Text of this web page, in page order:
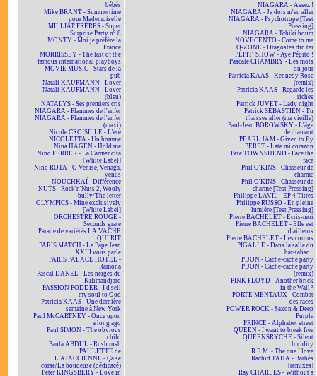
bébés
Mike BRANT - Summertime
pour Mademoiselle
MILLIAT FRÈRES - Super
Surprise Party n° 8
MONTY - Moi je préfère la
France
MORRISSEY - The last of the
famous international playboys
MOVIE MUSIC - Stars de la
pub
Natali KAUFMANN - Lover
Natali KAUFMANN - Lover
(bleu)
NATALYS - Ses premiers cris
NIAGARA - Flammes de l'enfer
NIAGARA - Flammes de l'enfer
(maxi)
Nicole CROISILLE - L'été
NICOLETTA - Un homme
Nina HAGEN - Hold me
Nino FERRER - La Carmencita
[White Label]
Nino ROTA - O Venise, Venaga,
Venus
NOUCHKAÏ - Différence
NUTS - Rock'n'Nuts 2, Wooly
bully/The letter
OLYMPICS - Mine exclusively
[White Label]
ORCHESTRE ROUGE -
Seconds grate
Parade de variétés LA VACHE
QUI RIT
PARIS MATCH - Le Pape Jean
XXIII vous parle
PARIS PALACE HOTEL -
Ramona
Pascal DANEL - Les neiges du
Kilimandjaro
PASSION FODDER - I'd sell
my soul to God
Patricia KAAS - Une dernière
semaine à New York
Paul McCARTNEY - Once upon
a long ago
Paul SIMON - The obvious
child
Paula ABDUL - Rush rush
PAULETTE de
L'AJACCIENNE - Ça se
corse/La boudeuse (dédicacé)
Peter KINGSBERY - Love in
NIAGARA - Assez !
NIAGARA - Je dois m'en aller
NIAGARA - Psychotrope [Test
Pressing]
NIAGARA - Tchiki boum
NOVECENTO - Come to me
O-ZONE - Dragostea din teï
PÉPIT' SHOW - Aye Pépito !
Pascale CHAMBRY - Les mots
du jour
Patricia KAAS - Kennedy Rose
(remix)
Patricia KAAS - Regarde les
riches
Patrick JUVET - Lady night
Patrick SÉBASTIEN - Tu
t'laisses aller (ma vieille)
Paul-Jean BOROWSKY - L'âge
de diamant
PEARL JAM - Given to fly
PERET - Late mi corazon
Pete TOWNSHEND - Face the
face
Phil O'KINS - Chasseur de
charme
Phil O'KINS - Chasseur de
charme [Test Pressing]
Philippe LAVIL - EP 4 Titres
Philippe RUSSO - En pleine
lumière [Test Pressing]
Pierre BACHELET - Écris-moi
Pierre BACHELET - Elle est
d'ailleurs
Pierre BACHELET - Les corons
PIGALLE - Dans la salle du
bar-tabac...
PIJON - Cache-cache party
PIJON - Cache-cache party
(remix)
PINK FLOYD - Another brick
in the Wall ²
PORTE MENTAUX - Combat
des races
POWER ROCK - Saxon & Deep
Purple
PRINCE - Alphabet street
QUEEN - I want to break free
QUEENSRYCHE - Silent
lucidity
R.E.M. - The one I love
Rachid TAHA - Barbès
[remixes]
Ray CHARLES - Without a